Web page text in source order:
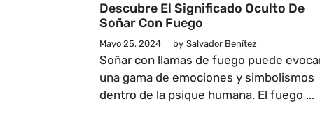
Descubre El Significado Oculto De
Soñar Con Fuego
Mayo 25, 2024 by Salvador Benítez
Soñar con llamas de fuego puede
una gama de emociones y simbolismos
dentro de la psique humana. El fuego ...